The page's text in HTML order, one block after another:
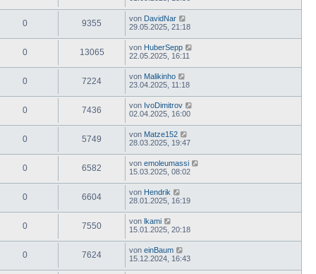
0 9355 von DavidNar
29.05.2025, 21:18
0 13065 von HuberSepp
22.05.2025, 16:11
0 7224 von Malikinho
23.04.2025, 11:18
0 7436 von IvoDimitrov
02.04.2025, 16:00
0 5749 von Matze152
28.03.2025, 19:47
0 6582 von emoleumassi
15.03.2025, 08:02
0 6604 von Hendrik
28.01.2025, 16:19
0 7550 von lkami
15.01.2025, 20:18
0 7624 von einBaum
15.12.2024, 16:43